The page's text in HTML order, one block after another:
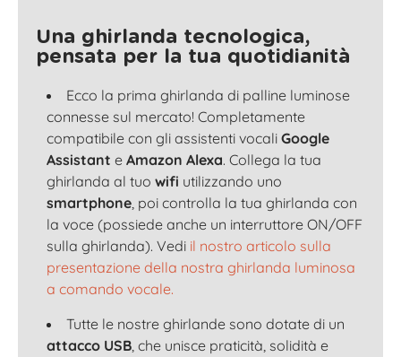
Una ghirlanda tecnologica,
pensata per la tua quotidianità
Ecco la prima ghirlanda di palline luminose
connesse sul mercato! Completamente
compatibile con gli assistenti vocali Google
Assistant e Amazon Alexa. Collega la tua
ghirlanda al tuo wifi utilizzando uno
smartphone, poi controlla la tua ghirlanda con
la voce (possiede anche un interruttore ON/OFF
sulla ghirlanda). Vedi il nostro articolo sulla
presentazione della nostra ghirlanda luminosa
a comando vocale.
Tutte le nostre ghirlande sono dotate di un
attacco USB, che unisce praticità, solidità e